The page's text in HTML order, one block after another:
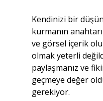
Kendinizi bir
kurmanın
ve görsel içerik
olmak yeterli
paylaşmanız ve
geçmeye değer
gerekiyor.